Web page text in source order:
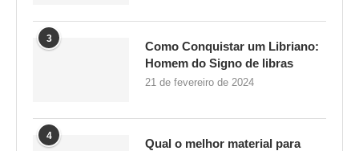
3
Como Conquistar um Libriano:
Homem do Signo de libras
21 de fevereiro de 2024
4
Qual o melhor material para